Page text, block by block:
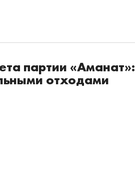
партии «Аманат»:
отходами